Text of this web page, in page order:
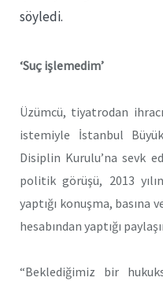
söyledi.
‘Suç işlemedim’
Üzümcü, tiyatrodan
istemiyle İstanbul
Disiplin Kurulu’na sevk
politik görüşü, 2013
yaptığı konuşma, basına
hesabından yaptığı
“Beklediğimiz bir